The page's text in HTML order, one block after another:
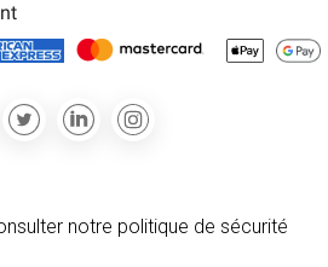
notre politique de sécurité